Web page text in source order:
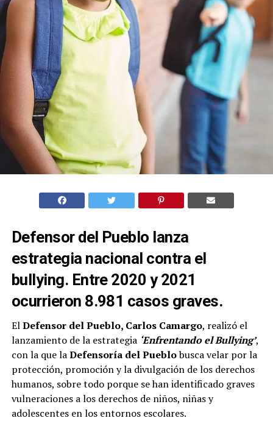
Defensor del Pueblo lanza
estrategia nacional contra el
bullying. Entre 2020 y 2021
ocurrieron 8.981 casos graves.
ElDefensor del Pueblo, Carlos Camargo, realizó el
lanzamiento de la estrategia ‘Enfrentando el Bullying’,
con la que laDefensoría del Pueblobusca velar por la
protección, promoción y la divulgación de los derechos
humanos, sobre todo porque se han identificado graves
vulneraciones a los derechos de niños, niñas y
adolescentes en los entornos escolares.